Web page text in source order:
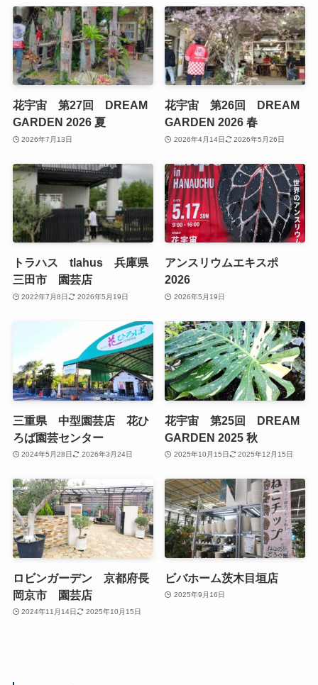
花宇宙 第27回 DREAM
GARDEN 2026 夏
2026年7月13日
花宇宙 第26回 DREAM
GARDEN 2026 春
2026年4月14日 2026年5月26日
トラハス tlahus 兵庫県
三田市 園芸店
2022年7月8日 2026年5月19日
アンスリウムエキスポ
2026
2026年5月19日
三重県 中型園芸店 花ひ
ろば園芸センター
2024年5月28日 2026年3月24日
花宇宙 第25回 DREAM
GARDEN 2025 秋
2025年10月15日 2025年12月15日
ロビンガーデン 京都府長
岡京市 園芸店
2024年11月14日 2025年10月15日
ビバホーム茨木目垣店
2025年9月16日